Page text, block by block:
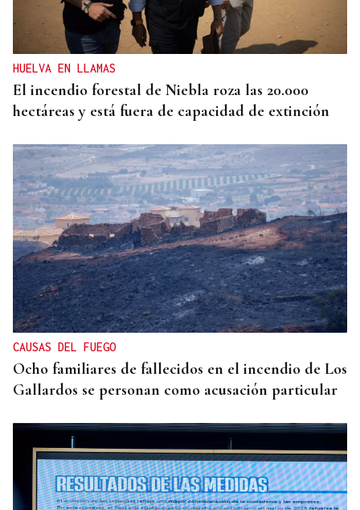
Sodercan ofrece un programa gratuito para
ayudar a las pymes cántabras a iniciarse en la
exportación
HUELVA EN LLAMAS
El incendio forestal de Niebla roza las 20.000
hectáreas y está fuera de capacidad de extinción
CAUSAS DEL FUEGO
Ocho familiares de fallecidos en el incendio de Los
Gallardos se personan como acusación particular